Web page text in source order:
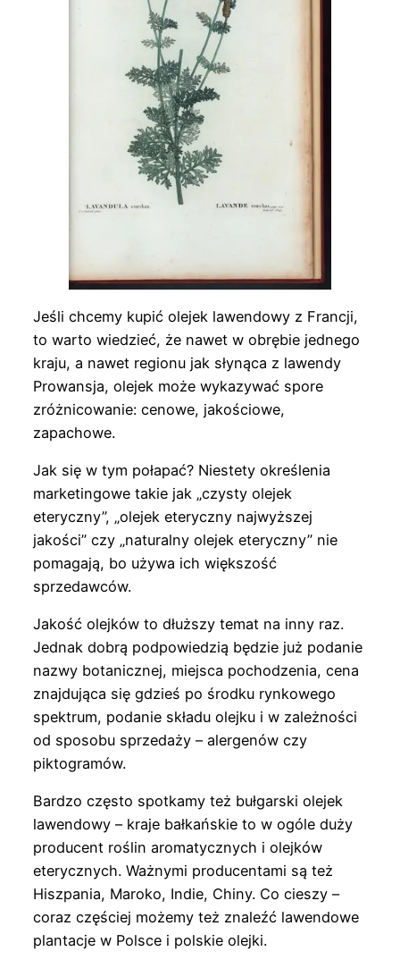
Jeśli chcemy kupić olejek lawendowy z Francji,
to warto wiedzieć, że nawet w obrębie jednego
kraju, a nawet regionu jak słynąca z lawendy
Prowansja, olejek może wykazywać spore
zróżnicowanie: cenowe, jakościowe,
zapachowe.
Jak się w tym połapać? Niestety określenia
marketingowe takie jak „czysty olejek
eteryczny”, „olejek eteryczny najwyższej
jakości” czy „naturalny olejek eteryczny” nie
pomagają, bo używa ich większość
sprzedawców.
Jakość olejków to dłuższy temat na inny raz.
Jednak dobrą podpowiedzią będzie już podanie
nazwy botanicznej, miejsca pochodzenia, cena
znajdująca się gdzieś po środku rynkowego
spektrum, podanie składu olejku i w zależności
od sposobu sprzedaży – alergenów czy
piktogramów.
Bardzo często spotkamy też bułgarski olejek
lawendowy – kraje bałkańskie to w ogóle duży
producent roślin aromatycznych i olejków
eterycznych. Ważnymi producentami są też
Hiszpania, Maroko, Indie, Chiny. Co cieszy –
coraz częściej możemy też znaleźć lawendowe
plantacje w Polsce i polskie olejki.